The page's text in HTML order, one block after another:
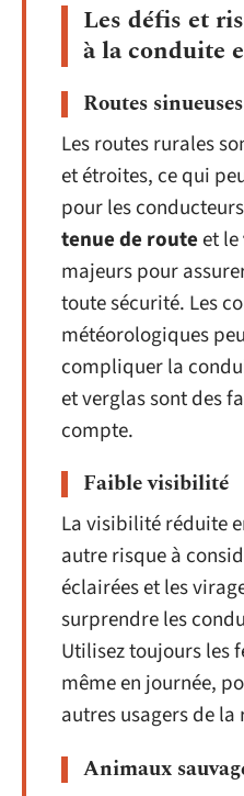
Les défis et
à la conduite
Routes
Les routes rurales
et étroites, ce qui
pour les
tenue de routeet le
majeurs pour
toute sécurité. Les
météorologiques
compliquer la
et verglas sont des
compte.
Faible visibilité
La visibilité réduite
autre risque à
éclairées et les
surprendre les
Utilisez toujours les
même en journée,
autres usagers de la
Animaux